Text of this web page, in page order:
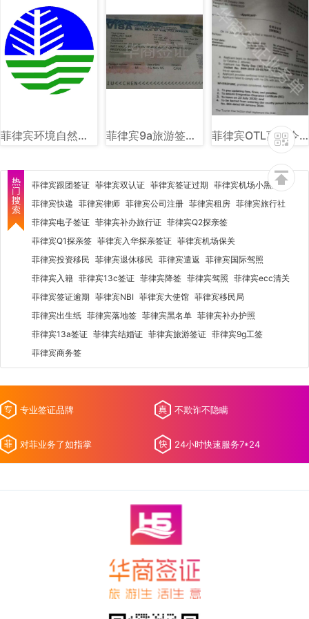
菲律宾环境自然资源部（DENR）图文讲解 菲律宾9a旅游签样式图片 菲律宾OTL离境令图片样式讲解
菲律宾跟团签证 菲律宾双认证 菲律宾签证过期 菲律宾机场小黑屋
菲律宾快递 菲律宾律师 菲律宾公司注册 菲律宾租房 菲律宾旅行社
菲律宾电子签证 菲律宾补办旅行证 菲律宾Q2探亲签
菲律宾Q1探亲签 菲律宾入华探亲签证 菲律宾机场保关
菲律宾投资移民 菲律宾退休移民 菲律宾遣返 菲律宾国际驾照
菲律宾入籍 菲律宾13c签证 菲律宾降签 菲律宾驾照 菲律宾ecc清关
菲律宾签证逾期 菲律宾NBI 菲律宾大使馆 菲律宾移民局
菲律宾出生纸 菲律宾落地签 菲律宾黑名单 菲律宾补办护照
菲律宾13a签证 菲律宾结婚证 菲律宾旅游签证 菲律宾9g工签
菲律宾商务签
专业签证品牌 不欺诈不隐瞒
对菲业务了如指掌 24小时快速服务7*24